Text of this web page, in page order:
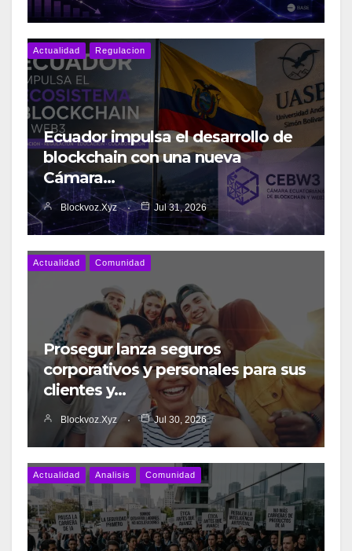
Actualidad Regulacion
Ecuador impulsa el desarrollo de
blockchain con una nueva
Cámara…
Blockvoz.xyz Jul 31, 2026
Actualidad Comunidad
Prosegur lanza seguros
corporativos y personales para sus
clientes y…
Blockvoz.xyz Jul 30, 2026
Actualidad Analisis Comunidad